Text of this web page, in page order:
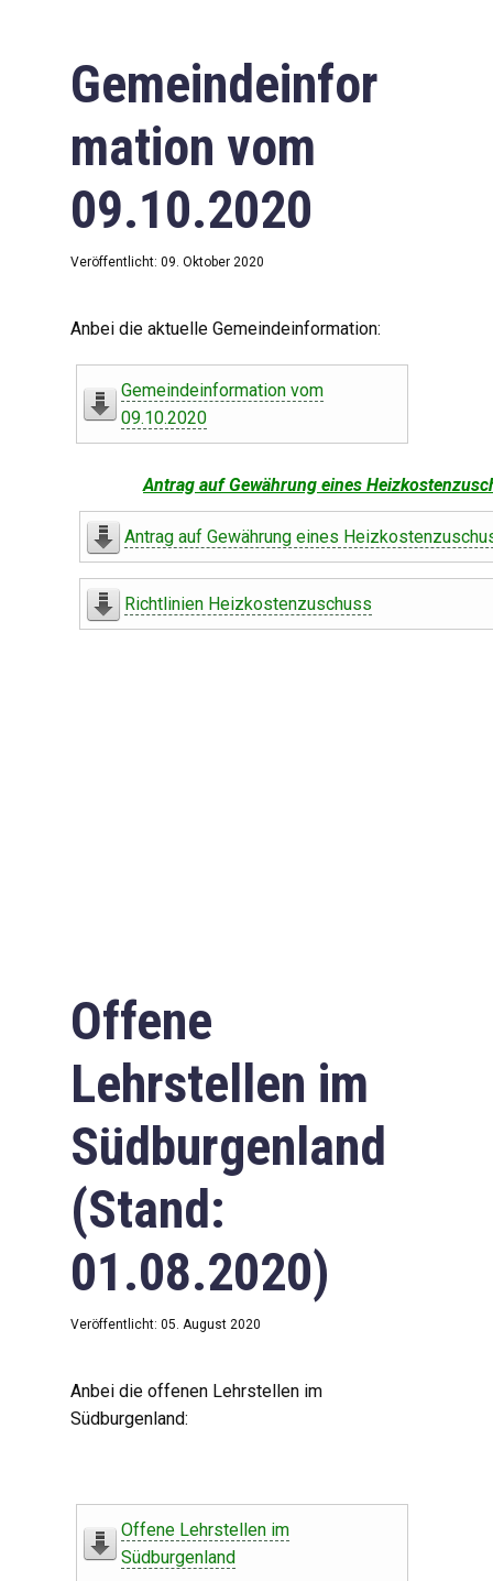
Gemeindeinfor
mation vom
09.10.2020
Veröffentlicht: 09. Oktober 2020
Anbei die aktuelle Gemeindeinformation:
Gemeindeinformation vom
09.10.2020
Antrag auf Gewährung eines
Antrag auf Gewährung eines
Richtlinien Heizkostenzuschuss
Offene
Lehrstellen im
Südburgenland
(Stand:
01.08.2020)
Veröffentlicht: 05. August 2020
Anbei die offenen Lehrstellen im
Südburgenland:
Offene Lehrstellen im
Südburgenland